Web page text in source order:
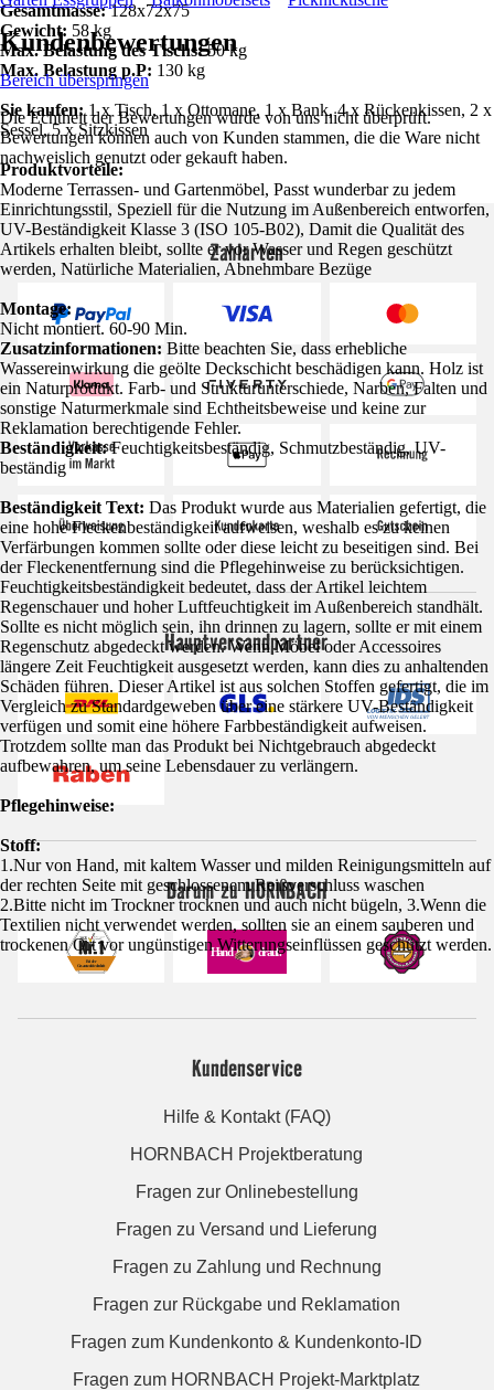
Gesamtmasse:128x72x75
Gewicht: 58 kg
Max. Belastung des Tischs:50 kg
Max. Belastung p.P: 130 kg
Sie kaufen:1 x Tisch, 1 x Ottomane, 1 x Bank, 4 x Rückenkissen, 2 x
Sessel, 5 x Sitzkissen
Produktvorteile:
Moderne Terrassen- und Gartenmöbel, Passt wunderbar zu jedem
Einrichtungsstil, Speziell für die Nutzung im Außenbereich entworfen,
UV-Beständigkeit Klasse 3 (ISO 105-B02), Damit die Qualität des
Artikels erhalten bleibt, sollte er vor Wasser und Regen geschützt
werden, Natürliche Materialien, Abnehmbare Bezüge
Montage:
Nicht montiert. 60-90 Min.
Zusatzinformationen: Bitte beachten Sie, dass erhebliche
Wassereinwirkung die geölte Deckschicht beschädigen kann. Holz ist
ein Naturprodukt. Farb- und Strukturunterschiede, Narben, Falten und
sonstige Naturmerkmale sind Echtheitsbeweise und keine zur
Reklamation berechtigende Fehler.
Beständigkeit:Feuchtigkeitsbeständig, Schmutzbeständig, UV-
beständig
Beständigkeit Text: Das Produkt wurde aus Materialien gefertigt, die
eine hohe Fleckenbeständigkeit aufweisen, weshalb es zu keinen
Verfärbungen kommen sollte oder diese leicht zu beseitigen sind. Bei
der Fleckenentfernung sind die Pflegehinweise zu berücksichtigen.
Feuchtigkeitsbeständigkeit bedeutet, dass der Artikel leichtem
Regenschauer und hoher Luftfeuchtigkeit im Außenbereich standhält.
Sollte es nicht möglich sein, ihn drinnen zu lagern, sollte er mit einem
Regenschutz abgedeckt werden. Wenn Möbel oder Accessoires
längere Zeit Feuchtigkeit ausgesetzt werden, kann dies zu anhaltenden
Schäden führen. Dieser Artikel ist aus solchen Stoffen gefertigt, die im
Vergleich zu Standardgeweben über eine stärkere UV-Beständigkeit
verfügen und somit eine höhere Farbbeständigkeit aufweisen.
Trotzdem sollte man das Produkt bei Nichtgebrauch abgedeckt
aufbewahren, um seine Lebensdauer zu verlängern.
Pflegehinweise:
Stoff:
1.Nur von Hand, mit kaltem Wasser und milden Reinigungsmitteln auf
der rechten Seite mit geschlossenem Reißverschluss waschen
2.Bitte nicht im Trockner trocknen und auch nicht bügeln, 3.Wenn die
Textilien nicht verwendet werden, sollten sie an einem sauberen und
trockenen Ort vor ungünstigen Witterungseinflüssen geschützt werden.
Kundenbewertungen
Bereich überspringen
Die Echtheit der Bewertungen wurde von uns nicht überprüft.
Bewertungen können auch von Kunden stammen, die die Ware nicht
nachweislich genutzt oder gekauft haben.
Zahlarten
Hauptversandpartner
Darum zu HORNBACH
Kundenservice
Hilfe & Kontakt (FAQ)
HORNBACH Projektberatung
Fragen zur Onlinebestellung
Fragen zu Versand und Lieferung
Fragen zu Zahlung und Rechnung
Fragen zur Rückgabe und Reklamation
Fragen zum Kundenkonto & Kundenkonto-ID
Fragen zum HORNBACH Projekt-Marktplatz